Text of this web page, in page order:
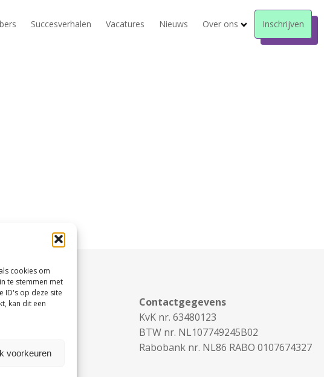
cookies om
te stemmen met
ID's op deze site
kan dit een
voorkeuren
Succesverhalen Vacatures Nieuws Over ons Inschrijven
Contactgegevens
KvK nr. 63480123
BTW nr. NL107749245B02
Rabobank nr. NL86 RABO 0107674327